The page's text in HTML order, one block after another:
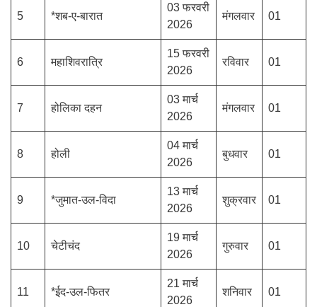
5 *शब-ए-बारात
03 फरवरी
2026
मंगलवार 01
6 महाशिवरात्रि
15 फरवरी
2026
रविवार 01
7 होलिका दहन
03 मार्च
2026
मंगलवार 01
8 होली
04 मार्च
2026
बुधवार 01
9 *जुमात-उल-विदा
13 मार्च
2026
शुक्रवार 01
10 चेटीचंद
19 मार्च
2026
गुरुवार 01
11 *ईद-उल-फितर
21 मार्च
2026
शनिवार 01